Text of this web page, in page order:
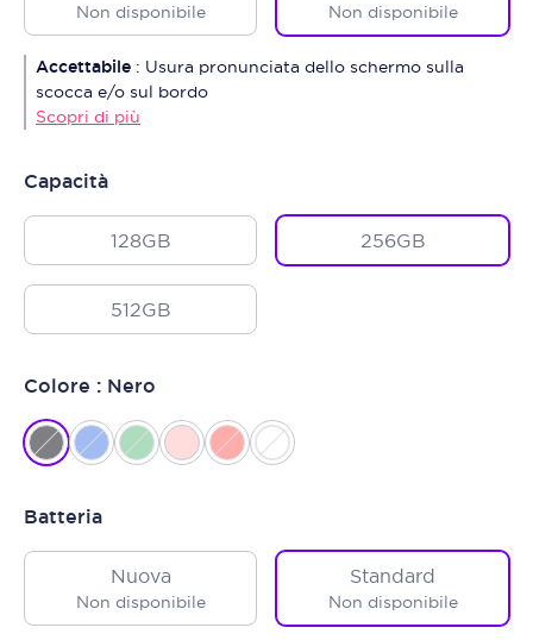
Non disponibile Non disponibile
Accettabile : Usura pronunciata dello schermo sulla
scocca e/o sul bordo
Scopri di più
Capacità
128GB 256GB
512GB
Colore : Nero
Batteria
Nuova
Non disponibile
Standard
Non disponibile